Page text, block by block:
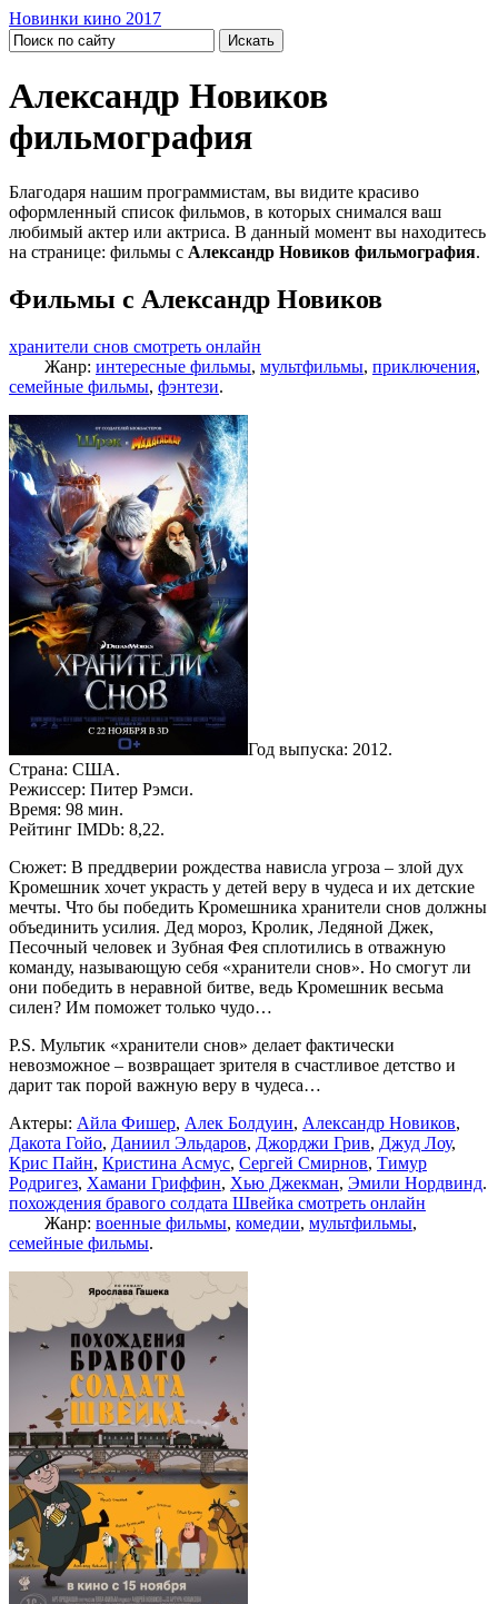
Новинки кино 2017
Александр Новиков
фильмография
Благодаря нашим программистам, вы видите красиво
оформленный список фильмов, в которых снимался ваш
любимый актер или актриса. В данный момент вы находитесь
на странице: фильмы с Александр Новиков фильмография.
Фильмы с Александр Новиков
хранители снов смотреть онлайн
Жанр: интересные фильмы, мультфильмы, приключения,
семейные фильмы, фэнтези.
Год выпуска: 2012.
Страна: США.
Режиссер: Питер Рэмси.
Время: 98 мин.
Рейтинг IMDb: 8,22.
Сюжет: В преддверии рождества нависла угроза – злой дух
Кромешник хочет украсть у детей веру в чудеса и их детские
мечты. Что бы победить Кромешника хранители снов должны
объединить усилия. Дед мороз, Кролик, Ледяной Джек,
Песочный человек и Зубная Фея сплотились в отважную
команду, называющую себя «хранители снов». Но смогут ли
они победить в неравной битве, ведь Кромешник весьма
силен? Им поможет только чудо…
P.S. Мультик «хранители снов» делает фактически
невозможное – возвращает зрителя в счастливое детство и
дарит так порой важную веру в чудеса…
Актеры: Айла Фишер, Алек Болдуин, Александр Новиков,
Дакота Гойо, Даниил Эльдаров, Джорджи Грив, Джуд Лоу,
Крис Пайн, Кристина Асмус, Сергей Смирнов, Тимур
Родригез, Хамани Гриффин, Хью Джекман, Эмили Нордвинд.
похождения бравого солдата Швейка смотреть онлайн
Жанр: военные фильмы, комедии, мультфильмы,
семейные фильмы.